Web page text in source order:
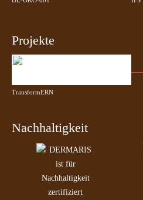
Projekte
TransformERN
Nachhaltigkeit